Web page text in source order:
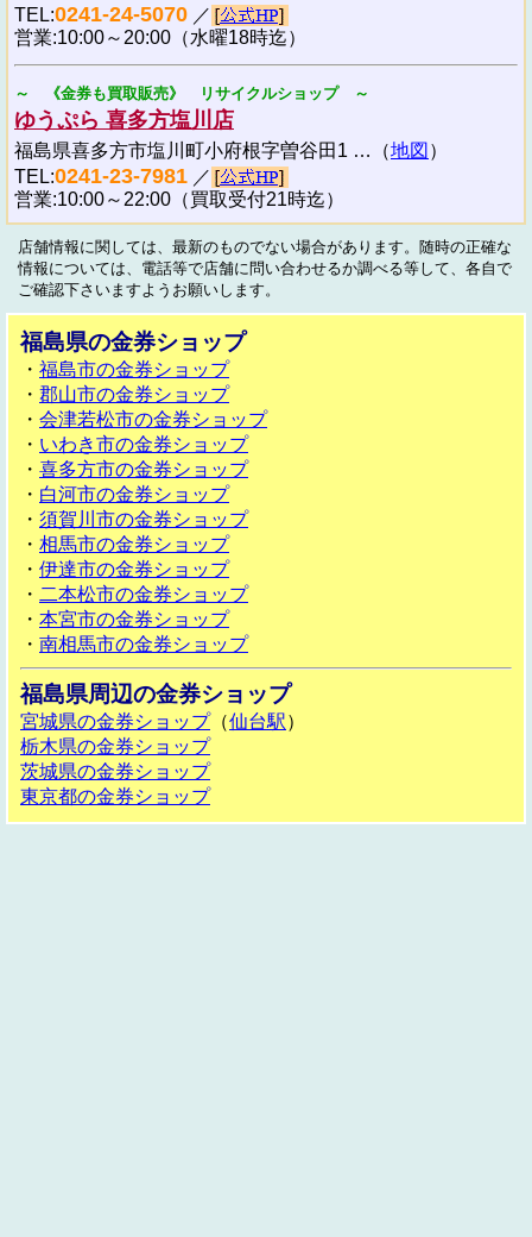
TEL:0241-24-5070 ／
営業:10:00～20:00（水曜18時迄）
～ 《金券も買取販売》 リサイクルショップ ～
ゆうぷら 喜多方塩川店
福島県喜多方市塩川町小府根字曽谷田1 …（地図 ）
TEL:0241-23-7981 ／
営業:10:00～22:00（買取受付21時迄）
店舗情報に関しては、最新のものでない場合があります。随時の正確な
情報については、電話等で店舗に問い合わせるか調べる等して、各自で
ご確認下さいますようお願いします。
福島県の金券ショップ
・ 福島市の金券ショップ
・ 郡山市の金券ショップ
・ 会津若松市の金券ショップ
・ いわき市の金券ショップ
・ 喜多方市の金券ショップ
・ 白河市の金券ショップ
・ 須賀川市の金券ショップ
・ 相馬市の金券ショップ
・ 伊達市の金券ショップ
・ 二本松市の金券ショップ
・ 本宮市の金券ショップ
・ 南相馬市の金券ショップ
福島県周辺の金券ショップ
宮城県の金券ショップ（仙台駅）
栃木県の金券ショップ
茨城県の金券ショップ
東京都の金券ショップ